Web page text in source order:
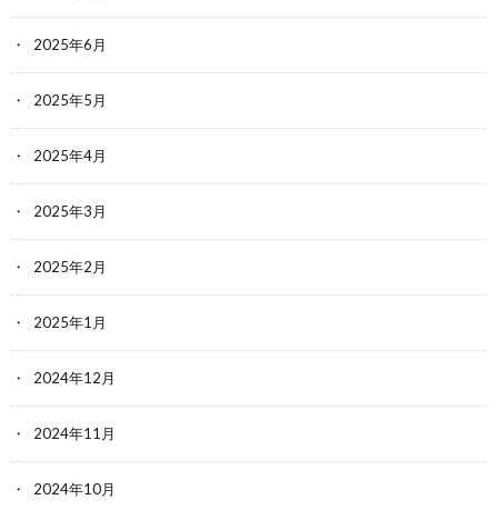
2025年6月
2025年5月
2025年4月
2025年3月
2025年2月
2025年1月
2024年12月
2024年11月
2024年10月